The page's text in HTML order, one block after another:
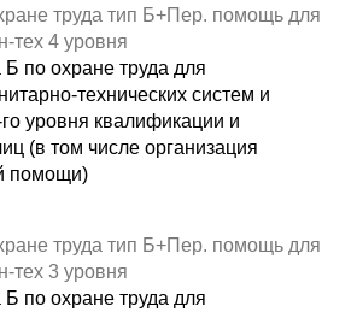
по охране труда для
технических систем и
уровня квалификации и
(в том числе организация
помощи)
по охране труда для